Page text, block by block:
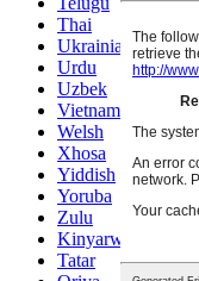
Thai
Ukrainian
Urdu
Uzbek
Vietnamese
Welsh
Xhosa
Yiddish
Yoruba
Zulu
Kinyarwanda
Tatar